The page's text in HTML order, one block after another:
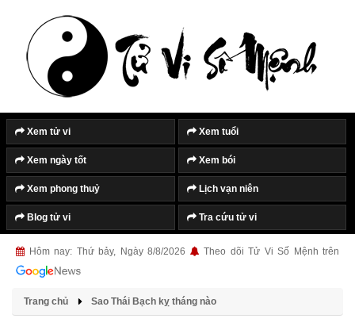
Xem tử vi Xem tuổi
Xem ngày tốt Xem bói
Xem phong thuỷ Lịch vạn niên
Blog tử vi Tra cứu tử vi
Hôm nay: Thứ bảy, Ngày 8/8/2026 Theo dõi Tử Vi Số Mệnh trên
Trang chủ Sao Thái Bạch kỵ tháng nào